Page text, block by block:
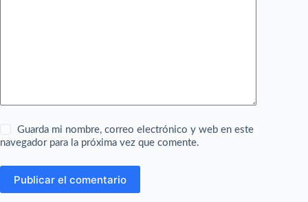
Guarda mi nombre, correo electrónico y web en este
navegador para la próxima vez que comente.
Publicar el comentario